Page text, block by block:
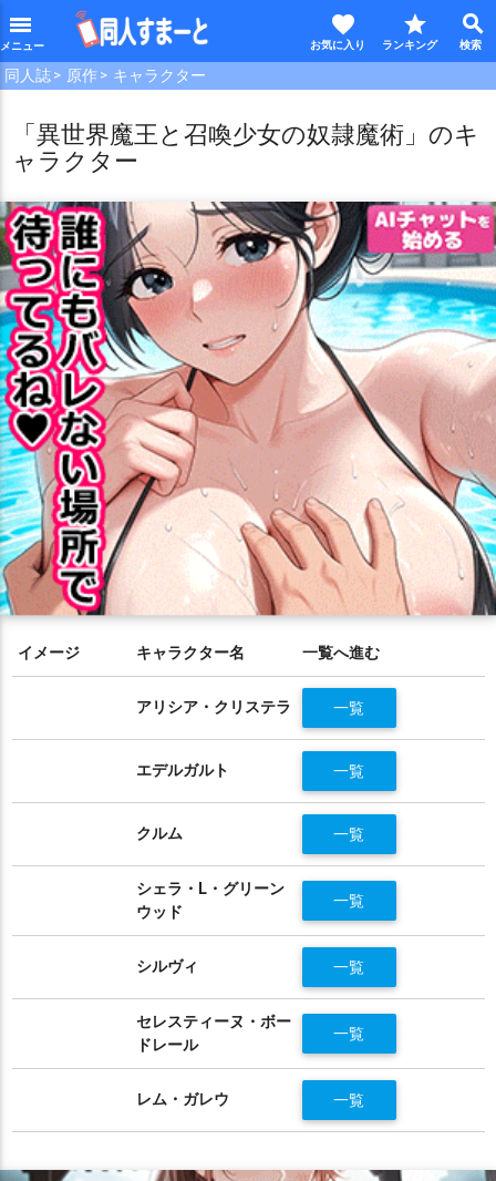
menu search
star
favorite
同人誌 原作 キャラクター
「異世界魔王と召喚少女の奴隷魔術」のキ
ャラクター
イメージ キャラクター名 一覧へ進む
アリシア・クリステラ 一覧
エデルガルト 一覧
クルム 一覧
シェラ・L・グリーン
ウッド
一覧
シルヴィ 一覧
セレスティーヌ・ボー
ドレール
一覧
レム・ガレウ 一覧